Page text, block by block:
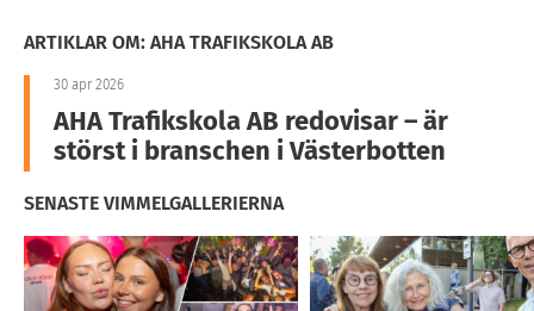
ARTIKLAR OM: AHA TRAFIKSKOLA AB
30 apr 2026
AHA Trafikskola AB redovisar – är
störst i branschen i Västerbotten
SENASTE VIMMELGALLERIERNA